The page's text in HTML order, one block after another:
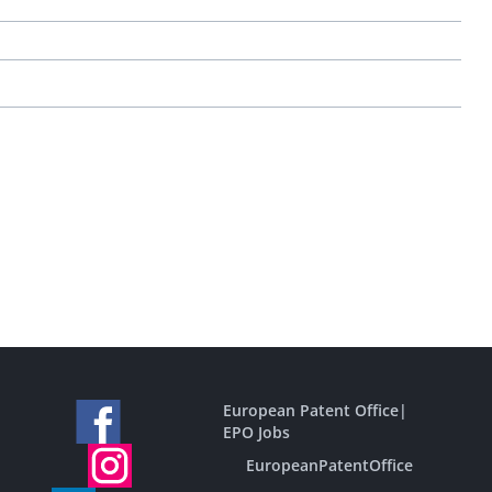
European Patent Office|
EPO Jobs
EuropeanPatentOffice